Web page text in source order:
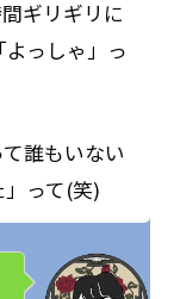
ギリギリに
っしゃ」っ
誰もいない
って(笑)